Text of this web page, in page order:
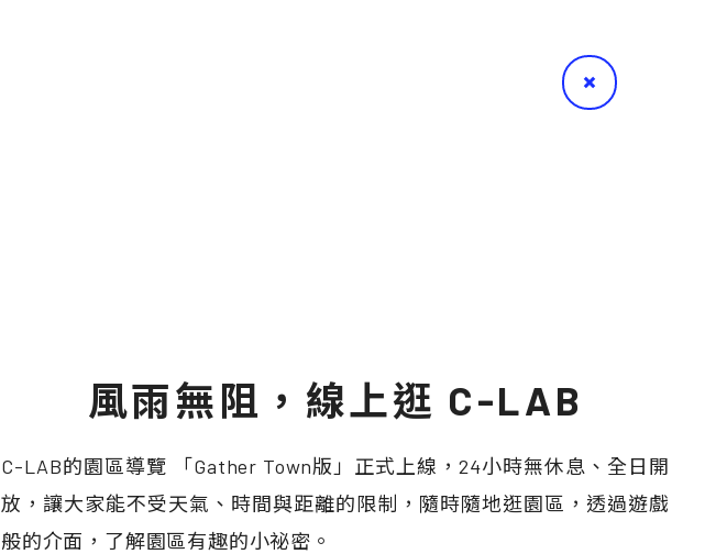
風雨無阻，線上逛 C-LAB
C-LAB的園區導覽 「Gather Town版」正式上線，24小時無休息、全日開
放，讓大家能不受天氣、時間與距離的限制，隨時隨地逛園區，透過遊戲
般的介面，了解園區有趣的小祕密。